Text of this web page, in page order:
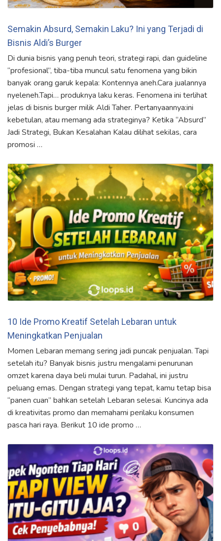
Semakin Absurd, Semakin Laku? Ini yang Terjadi di
Bisnis Aldi’s Burger
Di dunia bisnis yang penuh teori, strategi rapi, dan guideline
“profesional”, tiba-tiba muncul satu fenomena yang bikin
banyak orang garuk kepala: Kontennya aneh.Cara jualannya
nyeleneh.Tapi… produknya laku keras. Fenomena ini terlihat
jelas di bisnis burger milik Aldi Taher. Pertanyaannya:ini
kebetulan, atau memang ada strateginya? Ketika “Absurd”
Jadi Strategi, Bukan Kesalahan Kalau dilihat sekilas, cara
promosi …
10 Ide Promo Kreatif Setelah Lebaran untuk
Meningkatkan Penjualan
Momen Lebaran memang sering jadi puncak penjualan. Tapi
setelah itu? Banyak bisnis justru mengalami penurunan
omzet karena daya beli mulai turun. Padahal, ini justru
peluang emas. Dengan strategi yang tepat, kamu tetap bisa
“panen cuan” bahkan setelah Lebaran selesai. Kuncinya ada
di kreativitas promo dan memahami perilaku konsumen
pasca hari raya. Berikut 10 ide promo …